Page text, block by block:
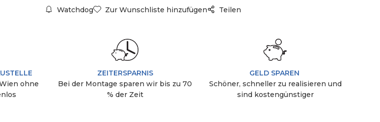
Watchdog Zur Wunschliste hinzufügen Teilen
ohne
ZEITERSPARNIS
Bei der Montage sparen wir bis zu 70
% der Zeit
GELD SPAREN
Schöner, schneller zu realisieren und
sind kostengünstiger